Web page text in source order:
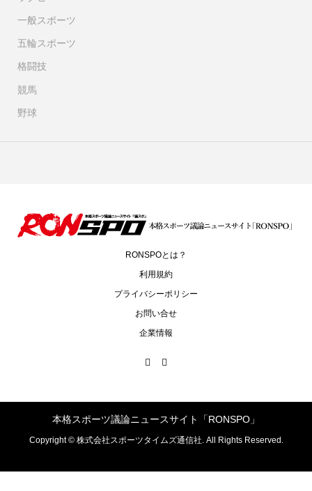
一般スポーツ
五輪スポーツ
格闘技
競馬
野球
RONSPOとは？
利用規約
プライバシーポリシー
お問い合せ
企業情報
本格スポーツ議論ニュースサイト「RONSPO」
Copyright ©株式会社スポーツタイムズ通信社. All Rights Reserved.